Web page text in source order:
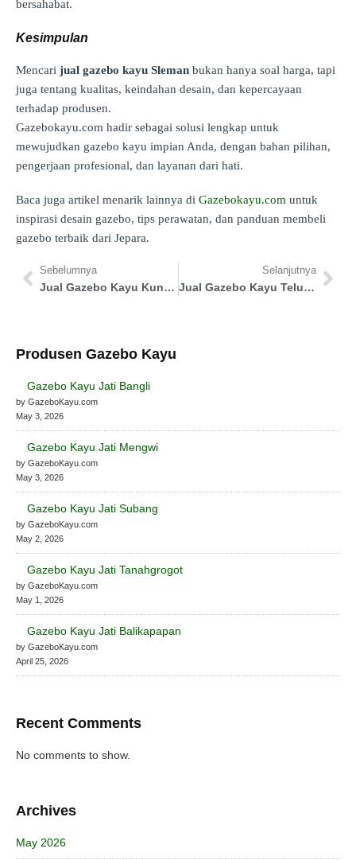
bersahabat.
Kesimpulan
Mencari jual gazebo kayu Sleman bukan hanya soal harga, tapi
juga tentang kualitas, keindahan desain, dan kepercayaan
terhadap produsen.
Gazebokayu.com hadir sebagai solusi lengkap untuk
mewujudkan gazebo kayu impian Anda, dengan bahan pilihan,
pengerjaan profesional, dan layanan dari hati.
Baca juga artikel menarik lainnya di Gazebokayu.com untuk
inspirasi desain gazebo, tips perawatan, dan panduan membeli
gazebo terbaik dari Jepara.
Sebelumnya
Jual Gazebo Kayu Kuningan
Selanjutnya
Jual Gazebo Kayu Teluk Wondama
Produsen Gazebo Kayu
Gazebo Kayu Jati Bangli
by GazeboKayu.com
May 3, 2026
Gazebo Kayu Jati Mengwi
by GazeboKayu.com
May 3, 2026
Gazebo Kayu Jati Subang
by GazeboKayu.com
May 2, 2026
Gazebo Kayu Jati Tanahgrogot
by GazeboKayu.com
May 1, 2026
Gazebo Kayu Jati Balikapapan
by GazeboKayu.com
April 25, 2026
Recent Comments
No comments to show.
Archives
May 2026